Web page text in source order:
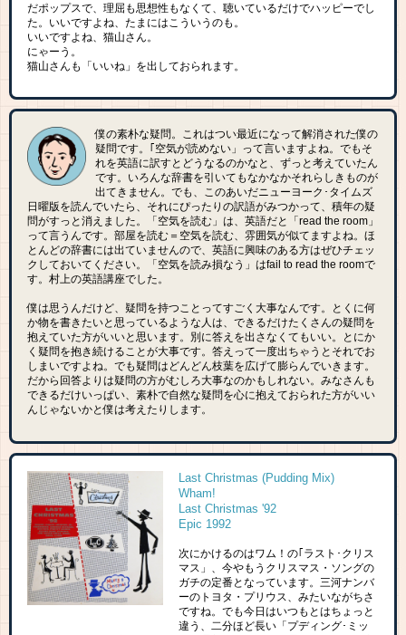
だポップスで、理屈も思想性もなくて、聴いているだけでハッピーでし
た。いいですよね、たまにはこういうのも。
いいですよね、猫山さん。
にゃーう。
猫山さんも「いいね」を出しておられます。
僕の素朴な疑問。これはつい最近になって解消された僕の
疑問です。｢空気が読めない」って言いますよね。でもそ
れを英語に訳すとどうなるのかなと、ずっと考えていたん
です。いろんな辞書を引いてもなかなかそれらしきものが
出てきません。でも、このあいだニューヨーク･タイムズ
日曜版を読んでいたら、それにぴったりの訳語がみつかって、積年の疑
問がすっと消えました。「空気を読む」は、英語だと「read the room」
って言うんです。部屋を読む＝空気を読む、雰囲気が似てますよね。ほ
とんどの辞書には出ていませんので、英語に興味のある方はぜひチェッ
クしておいてください。「空気を読み損なう」はfail to read the roomで
す。村上の英語講座でした。
僕は思うんだけど、疑問を持つことってすごく大事なんです。とくに何
か物を書きたいと思っているような人は、できるだけたくさんの疑問を
抱えていた方がいいと思います。別に答えを出さなくてもいい。とにか
く疑問を抱き続けることが大事です。答えって一度出ちゃうとそれでお
しまいですよね。でも疑問はどんどん枝葉を広げて膨らんでいきます。
だから回答よりは疑問の方がむしろ大事なのかもしれない。みなさんも
できるだけいっぱい、素朴で自然な疑問を心に抱えておられた方がいい
んじゃないかと僕は考えたりします。
Last Christmas (Pudding Mix)
Wham!
Last Christmas '92
Epic 1992
次にかけるのはワム！の｢ラスト･クリス
マス」、今やもうクリスマス・ソングの
ガチの定番となっています。三河ナンバ
ーのトヨタ・プリウス、みたいながちさ
ですね。でも今日はいつもとはちょっと
違う、二分ほど長い「プディング･ミッ